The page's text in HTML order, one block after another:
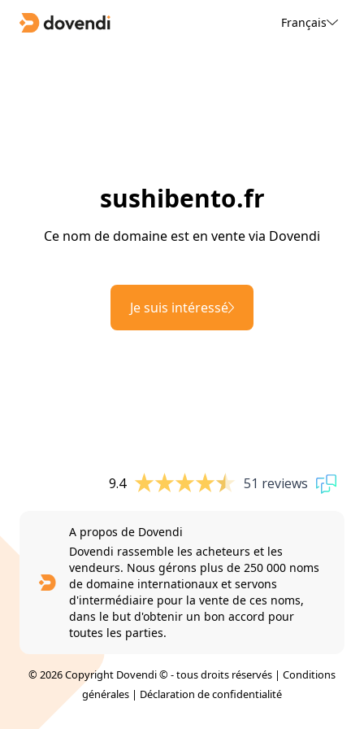
Français
sushibento.fr
Ce nom de domaine est en vente via Dovendi
Je suis intéressé
9.4 51 reviews
A propos de Dovendi
Dovendi rassemble les acheteurs et les
vendeurs. Nous gérons plus de 250 000 noms
de domaine internationaux et servons
d'intermédiaire pour la vente de ces noms,
dans le but d'obtenir un bon accord pour
toutes les parties.
© 2026 Copyright Dovendi © - tous droits réservés | Conditions
générales | Déclaration de confidentialité